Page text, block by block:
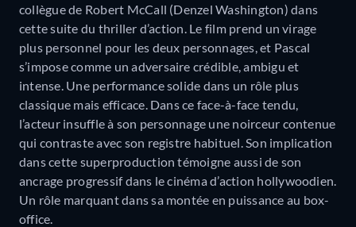
collègue de Robert McCall (Denzel Washington) dans
cette suite du thriller d’action. Le film prend un virage
plus personnel pour les deux personnages, et Pascal
s’impose comme un adversaire crédible, ambigu et
intense. Une performance solide dans un rôle plus
classique mais efficace. Dans ce face-à-face tendu,
l’acteur insuffle à son personnage une noirceur contenue
qui contraste avec son registre habituel. Son implication
dans cette superproduction témoigne aussi de son
ancrage progressif dans le cinéma d’action hollywoodien.
Un rôle marquant dans sa montée en puissance au box-
office.